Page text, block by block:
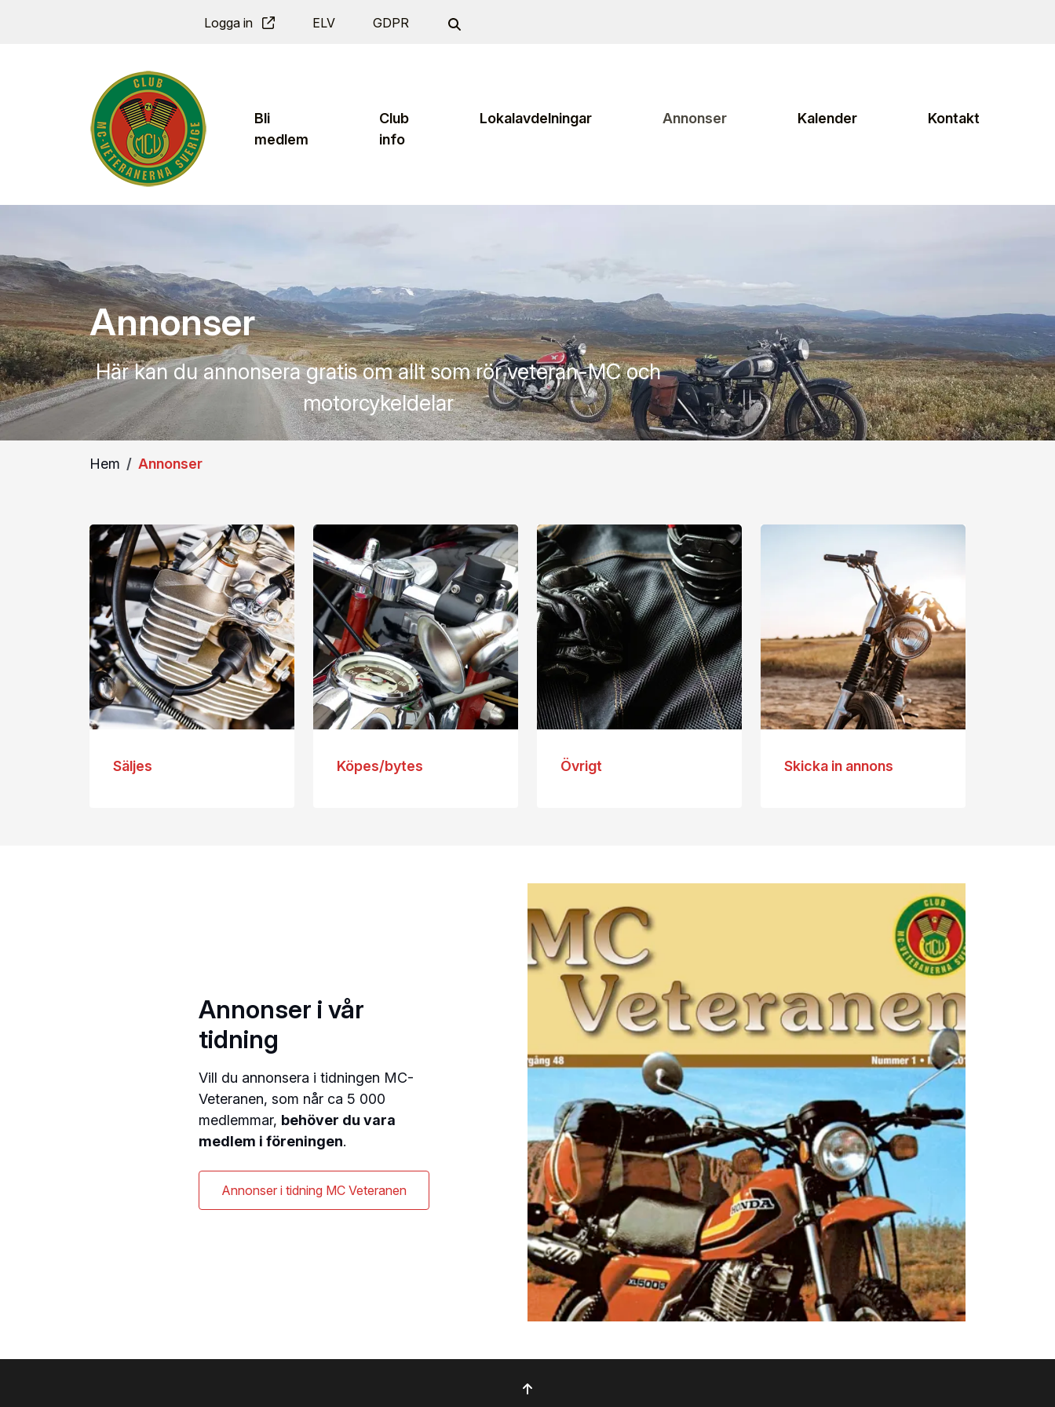
Logga in ELV GDPR
Bli
medlem
Club
info
Lokalavdelningar Annonser Kalender Kontakt
Annonser
Här kan du annonsera gratis om allt som rör veteran-MC och
motorcykeldelar
Hem Annonser
Säljes Köpes/bytes Övrigt Skicka in annons
Annonser i vår
tidning
Vill du annonsera i tidningen MC-
Veteranen, som når ca 5 000
medlemmar, behöver du vara
medlem i föreningen.
Annonser i tidning MC Veteranen